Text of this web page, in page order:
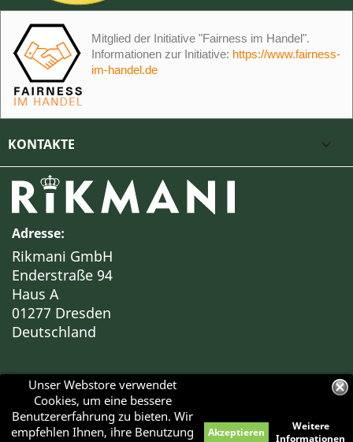
Unser Webstore verwendet
Cookies, um eine bessere
Benutzererfahrung zu bieten. Wir
empfehlen Ihnen, ihre Benutzung
Akzeptieren
Weitere
Informationen
Haben Sie Fragen?
Mitglied der Initiative "Fairness im Handel".
Informationen zur Initiative: https://www.fairness-
im-handel.de
KONTAKTE 
Adresse:
Rikmani GmbH
Enderstraße 94
Haus A
01277 Dresden
Deutschland